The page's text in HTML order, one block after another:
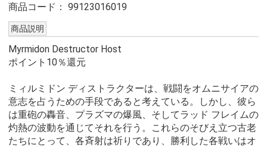
商品コード： 99123016019
商品説明
Myrmidon Destructor Host
ポイント10％還元
ミィルミドン ディストラクターは、戦闘をオムニサイアの
意志を占うための手段であると考えている。しかし、彼ら
は重砲の轟音、プラズマの爆風、そしてラッド フレイムの
灼熱の波動を通じてそれを行う。これらのそびえ立つ古老
たちにとって、各斉射は祈りであり、勝利した各戦いはオ